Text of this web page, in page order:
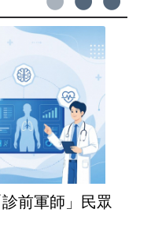
前軍師」民眾